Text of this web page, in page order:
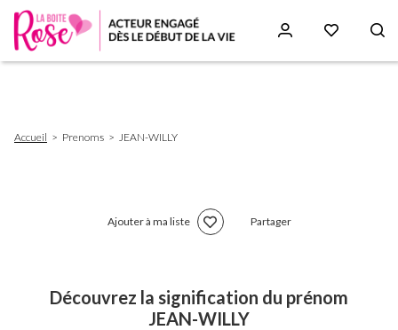
d'Ariane
Accueil Prenoms JEAN-WILLY
Ajouter à ma liste Partager
Découvrez la signification du prénom
JEAN-WILLY